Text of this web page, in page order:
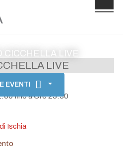
CICCHELLA LIVE
EVENTI
fino a Ore 23:30
Ischia